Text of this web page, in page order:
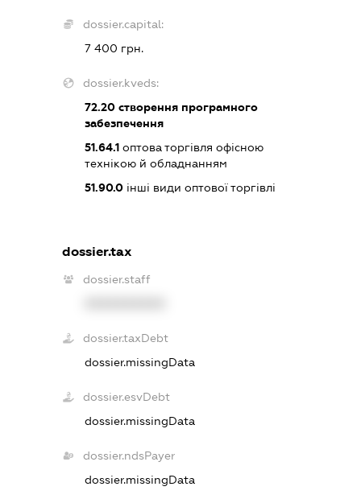
dossier.capital:
7 400 грн.
dossier.kveds:
72.20 створення програмного
забезпечення
51.64.1 оптова торгівля офісною
технікою й обладнанням
51.90.0 інші види оптової торгівлі
dossier.tax
dossier.staff
dossier.taxDebt
dossier.missingData
dossier.esvDebt
dossier.missingData
dossier.ndsPayer
dossier.missingData